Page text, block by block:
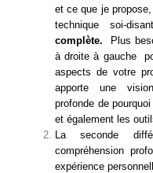
et ce que je propose,
technique soi-
complète. Plus
à droite à gauche
aspects de votre
apporte une
profonde de
et également les
La seconde
compréhension
expérience